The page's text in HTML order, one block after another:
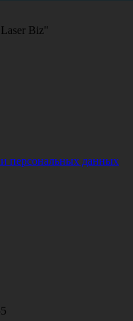
Biz"
персональных данных